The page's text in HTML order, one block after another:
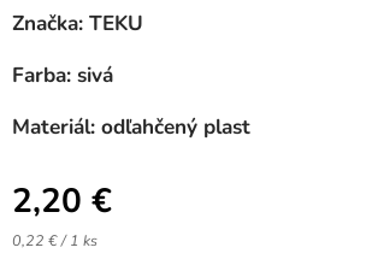
Značka: TEKU
Farba: sivá
Materiál: odľahčený plast
2,20 €
0,22 € / 1 ks